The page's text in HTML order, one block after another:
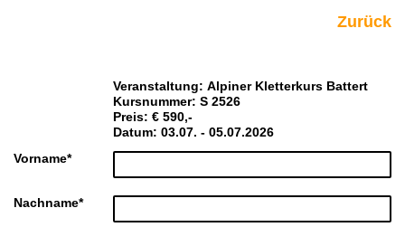
Zurück
Veranstaltung: Alpiner Kletterkurs Battert
Kursnummer: S 2526
Preis: € 590,-
Datum: 03.07. - 05.07.2026
Vorname*
Nachname*